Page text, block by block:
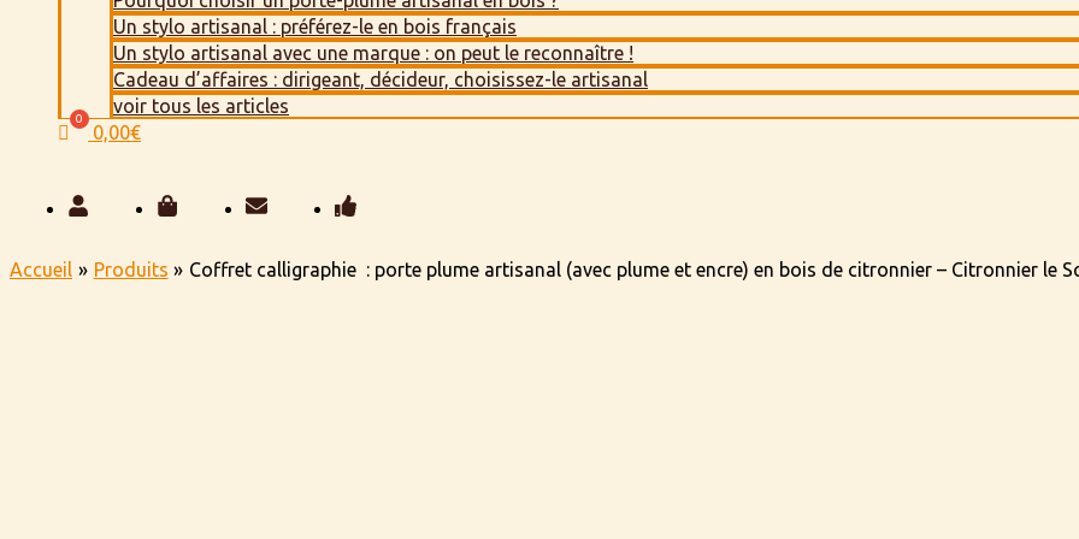
Un stylo artisanal : préférez-le en bois français
Un stylo artisanal avec une marque : on peut le reconnaître !
Cadeau d’affaires : dirigeant, décideur, choisissez-le artisanal
voir tous les articles
0,00€
Accueil Produits Coffret calligraphie : porte plume artisanal (avec plume et encre) en bois de citronnier – Citronnier le